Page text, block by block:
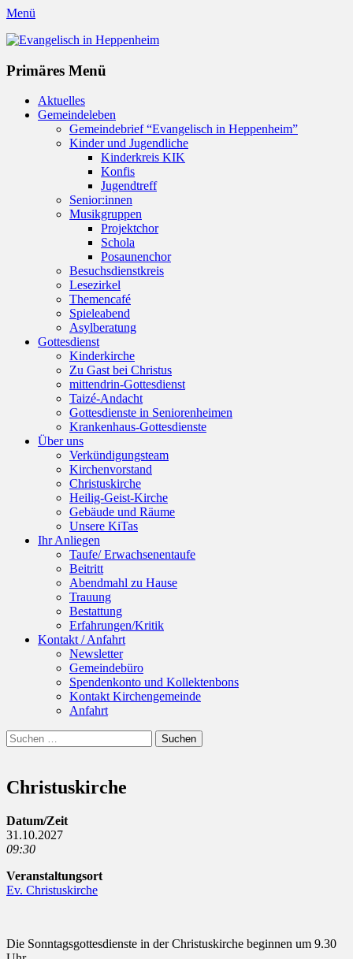
Menü
Evangelisch in Heppenheim
Primäres Menü
Zum
Inhalt
Aktuelles
Gemeindeleben
Gemeindebrief “Evangelisch in Heppenheim”
Kinder und Jugendliche
Kinderkreis KIK
Konfis
Jugendtreff
Senior:innen
Musikgruppen
Projektchor
Schola
Posaunenchor
Besuchsdienstkreis
Lesezirkel
Themencafé
Spieleabend
Asylberatung
Gottesdienst
Kinderkirche
Zu Gast bei Christus
mittendrin-Gottesdienst
Taizé-Andacht
Gottesdienste in Seniorenheimen
Krankenhaus-Gottesdienste
Über uns
Verkündigungsteam
Kirchenvorstand
Christuskirche
Heilig-Geist-Kirche
Gebäude und Räume
Unsere KiTas
Ihr Anliegen
Taufe/ Erwachsenentaufe
Beitritt
Abendmahl zu Hause
Trauung
Bestattung
Erfahrungen/Kritik
Kontakt / Anfahrt
Newsletter
Gemeindebüro
Spendenkonto und Kollektenbons
Kontakt Kirchengemeinde
Anfahrt
Suchen
Suchen
nach:
Christuskirche
Datum/Zeit
31.10.2027
09:30
Veranstaltungsort
Ev. Christuskirche
Die Sonntagsgottesdienste in der Christuskirche beginnen um 9.30